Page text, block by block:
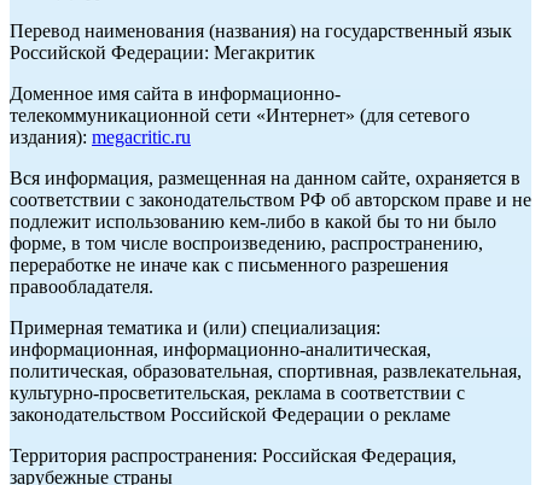
Перевод наименования (названия) на государственный язык
Российской Федерации: Мегакритик
Доменное имя сайта в информационно-
телекоммуникационной сети «Интернет» (для сетевого
издания): megacritic.ru
Вся информация, размещенная на данном сайте, охраняется в
соответствии с законодательством РФ об авторском праве и не
подлежит использованию кем-либо в какой бы то ни было
форме, в том числе воспроизведению, распространению,
переработке не иначе как с письменного разрешения
правообладателя.
Примерная тематика и (или) специализация:
информационная, информационно-аналитическая,
политическая, образовательная, спортивная, развлекательная,
культурно-просветительская, реклама в соответствии с
законодательством Российской Федерации о рекламе
Территория распространения: Российская Федерация,
зарубежные страны